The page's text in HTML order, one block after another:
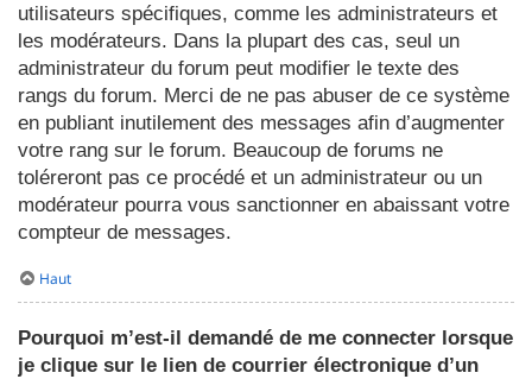
utilisateurs spécifiques, comme les administrateurs et
les modérateurs. Dans la plupart des cas, seul un
administrateur du forum peut modifier le texte des
rangs du forum. Merci de ne pas abuser de ce système
en publiant inutilement des messages afin d’augmenter
votre rang sur le forum. Beaucoup de forums ne
toléreront pas ce procédé et un administrateur ou un
modérateur pourra vous sanctionner en abaissant votre
compteur de messages.
Haut
Pourquoi m’est-il demandé de me connecter lorsque
je clique sur le lien de courrier électronique d’un